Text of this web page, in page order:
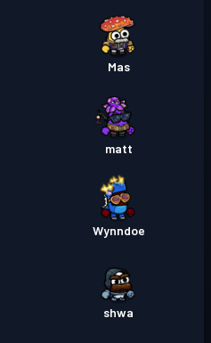
Mas
matt
Wynndoe
shwa